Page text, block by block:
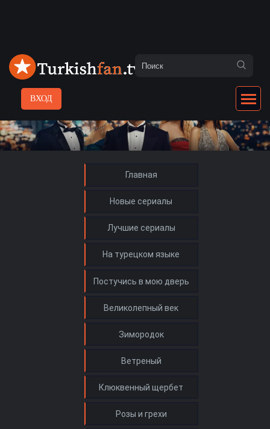
ВХОД
Главная
Новые сериалы
Лучшие сериалы
На турецком языке